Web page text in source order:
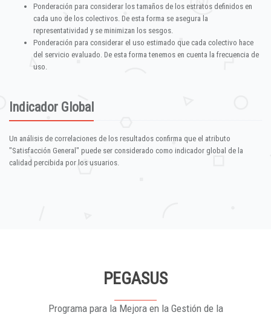
Ponderación para considerar los tamaños de los estratos definidos en
cada uno de los colectivos. De esta forma se asegura la
representatividad y se minimizan los sesgos.
Ponderación para considerar el uso estimado que cada colectivo hace
del servicio evaluado. De esta forma tenemos en cuenta la frecuencia de
uso.
Indicador Global
Un análisis de correlaciones de los resultados confirma que el atributo
"Satisfacción General" puede ser considerado como indicador global de la
calidad percibida por los usuarios.
PEGASUS
Programa para la Mejora en la Gestión de la